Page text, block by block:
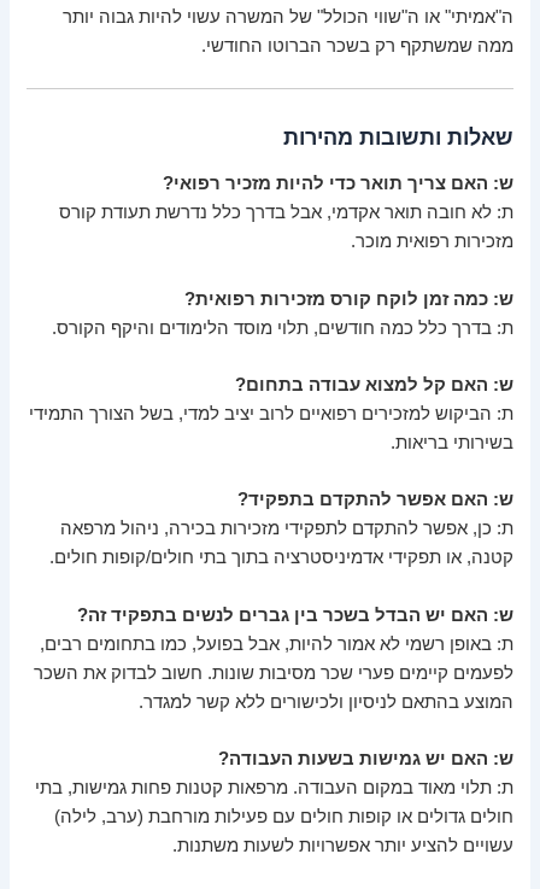
ה"אמיתי" או ה"שווי הכולל" של המשרה עשוי להיות גבוה יותר
ממה שמשתקף רק בשכר הברוטו החודשי.
שאלות ותשובות מהירות
ש: האם צריך תואר כדי להיות מזכיר רפואי?
ת: לא חובה תואר אקדמי, אבל בדרך כלל נדרשת תעודת קורס
מזכירות רפואית מוכר.
ש: כמה זמן לוקח קורס מזכירות רפואית?
ת: בדרך כלל כמה חודשים, תלוי מוסד הלימודים והיקף הקורס.
ש: האם קל למצוא עבודה בתחום?
ת: הביקוש למזכירים רפואיים לרוב יציב למדי, בשל הצורך התמידי
בשירותי בריאות.
ש: האם אפשר להתקדם בתפקיד?
ת: כן, אפשר להתקדם לתפקידי מזכירות בכירה, ניהול מרפאה
קטנה, או תפקידי אדמיניסטרציה בתוך בתי חולים/קופות חולים.
ש: האם יש הבדל בשכר בין גברים לנשים בתפקיד זה?
ת: באופן רשמי לא אמור להיות, אבל בפועל, כמו בתחומים רבים,
לפעמים קיימים פערי שכר מסיבות שונות. חשוב לבדוק את השכר
המוצע בהתאם לניסיון ולכישורים ללא קשר למגדר.
ש: האם יש גמישות בשעות העבודה?
ת: תלוי מאוד במקום העבודה. מרפאות קטנות פחות גמישות, בתי
חולים גדולים או קופות חולים עם פעילות מורחבת (ערב, לילה)
עשויים להציע יותר אפשרויות לשעות משתנות.